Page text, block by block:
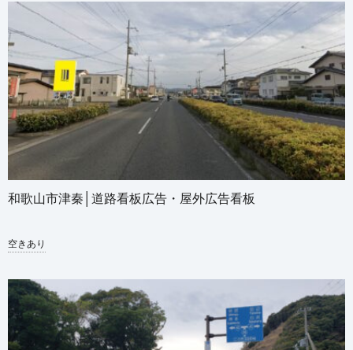
和歌山市津秦│道路看板広告・屋外広告看板
空きあり